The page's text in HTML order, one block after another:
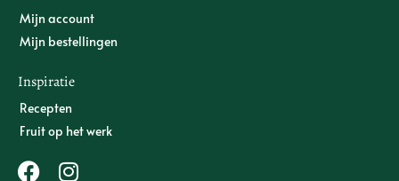
Mijn account
Mijn bestellingen
Inspiratie
Recepten
Fruit op het werk